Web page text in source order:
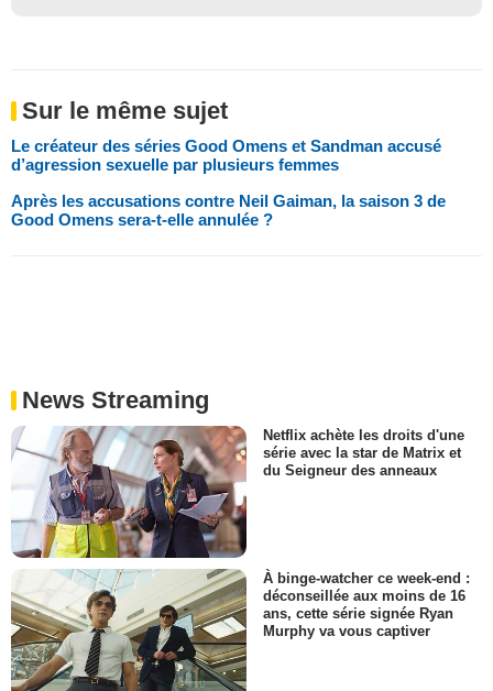
Sur le même sujet
Le créateur des séries Good Omens et Sandman accusé
d’agression sexuelle par plusieurs femmes
Après les accusations contre Neil Gaiman, la saison 3 de
Good Omens sera-t-elle annulée ?
News Streaming
Netflix achète les droits d'une
série avec la star de Matrix et
du Seigneur des anneaux
À binge-watcher ce week-end :
déconseillée aux moins de 16
ans, cette série signée Ryan
Murphy va vous captiver